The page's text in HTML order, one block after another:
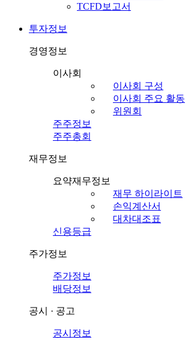
TCFD보고서
투자정보
경영정보
이사회
이사회 구성
이사회 주요 활동
위원회
주주정보
주주총회
재무정보
요약재무정보
재무 하이라이트
손익계산서
대차대조표
신용등급
주가정보
주가정보
배당정보
공시 · 공고
공시정보